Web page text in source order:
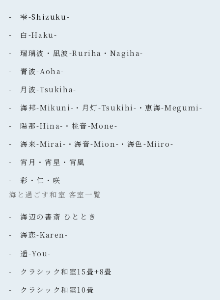
- 雫-Shizuku-
- 白-Haku-
- 瑠璃波・凪波-Ruriha・Nagiha-
- 青波-Aoha-
- 月波-Tsukiha-
- 海邦-Mikuni-・月灯-Tsukihi-・恵海-Megumi-
- 陽那-Hina-・桃音-Mone-
- 海来-Mirai-・海音-Mion-・海色-Miiro-
- 宵月・宵星・宵風
- 彩・仁・咲
海と過ごす和室 客室一覧
- 海辺の書斎 ひととき
- 海恋-Karen-
- 遥-You-
- クラシック和室15畳+8畳
- クラシック和室10畳